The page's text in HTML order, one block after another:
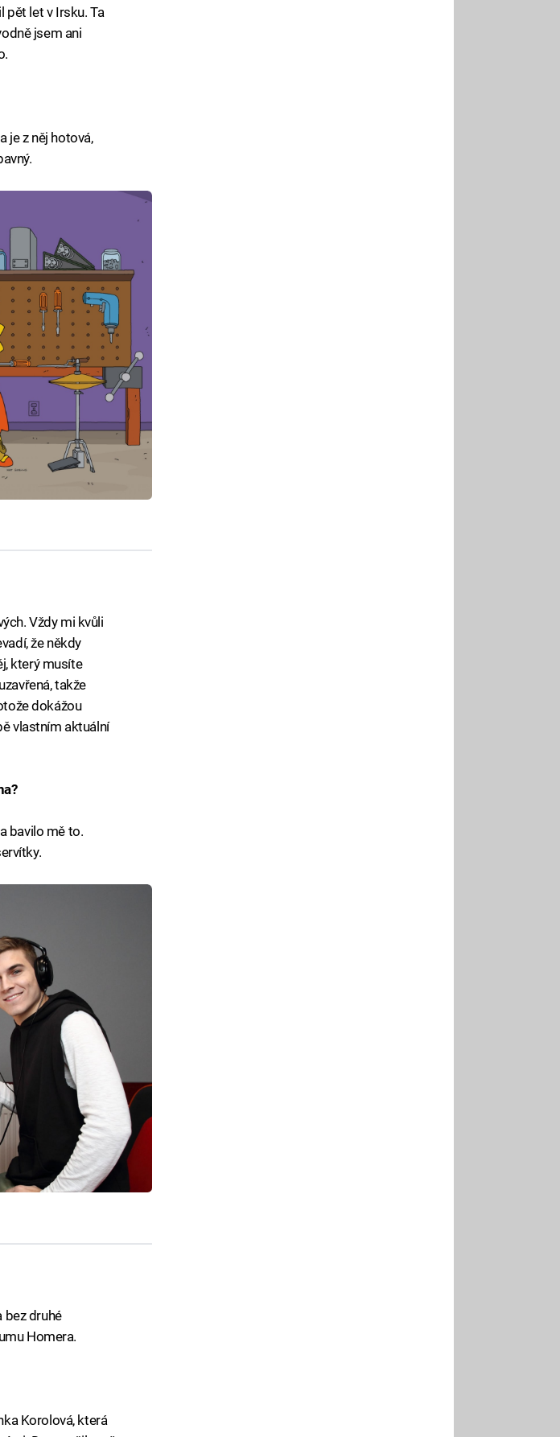
pět let v Irsku. Ta
jsem ani
je z něj hotová,
Vždy mi kvůli
že někdy
který musíte
takže
dokážou
vlastním aktuální
bavilo mě to.
bez druhé
Homera.
Korolová, která